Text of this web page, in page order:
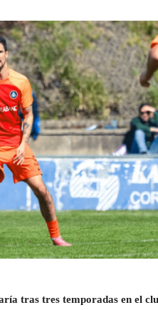
tras tres temporadas en el